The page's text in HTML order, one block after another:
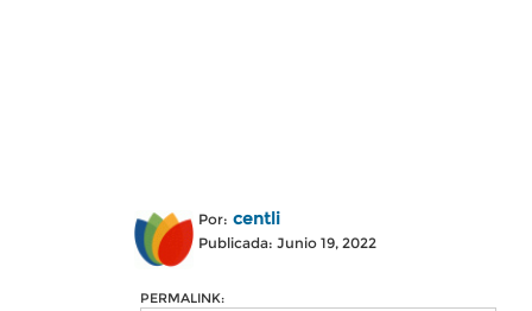
Por: centli
Publicada: Junio 19, 2022
PERMALINK: